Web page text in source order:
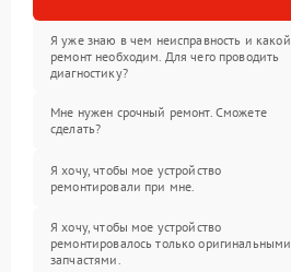
Я уже знаю в чем неисправность и какой
ремонт необходим. Для чего проводить
диагностику?
Мне нужен срочный ремонт. Сможете
сделать?
Я хочу, чтобы мое устройство
ремонтировали при мне.
Я хочу, чтобы мое устройство
ремонтировалось только оригинальными
запчастями.